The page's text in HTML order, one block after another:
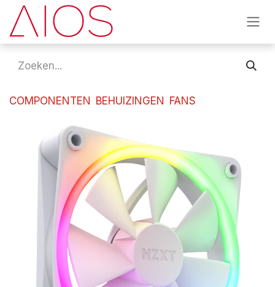
Overslaan naar inhoud
COMPONENTEN BEHUIZINGEN FANS